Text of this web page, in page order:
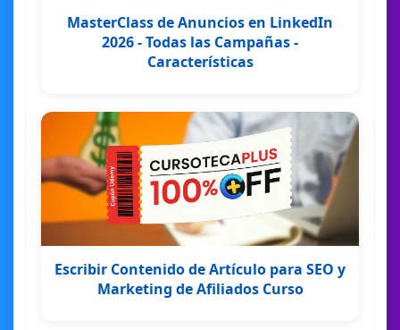
MasterClass de Anuncios en LinkedIn
2026 - Todas las Campañas -
Características
Escribir Contenido de Artículo para SEO y
Marketing de Afiliados Curso